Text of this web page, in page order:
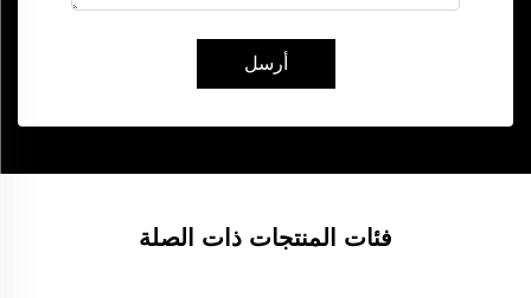
أرسل
فئات المنتجات ذات الصلة